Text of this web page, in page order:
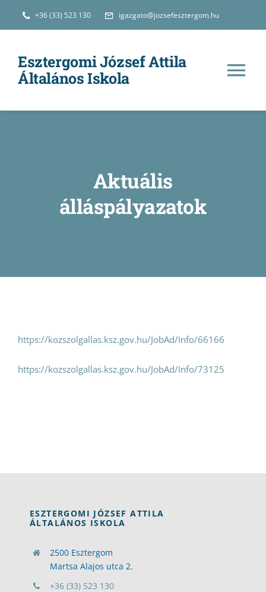
Kihagyás
+36 (33) 523 130 igazgato@jozsefesztergom.hu
Esztergomi József Attila
Általános Iskola
Aktuális
álláspályazatok
https://kozszolgallas.ksz.gov.hu/JobAd/Info/66166
https://kozszolgallas.ksz.gov.hu/JobAd/Info/73125
ESZTERGOMI JÓZSEF ATTILA
ÁLTALÁNOS ISKOLA
2500 Esztergom
Martsa Alajos utca 2.
+36 (33) 523 130